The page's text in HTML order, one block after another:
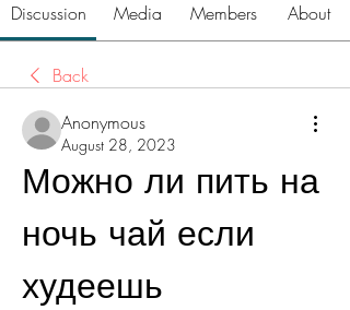
Discussion Media Members About
Back
Anonymous
August 28, 2023
Можно ли пить на
ночь чай если
худеешь